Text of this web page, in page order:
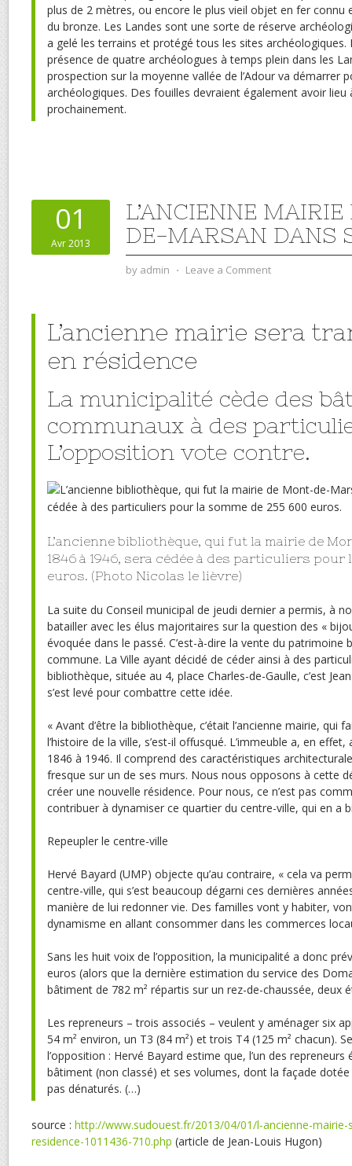
plus de 2 mètres, ou encore le plus vieil objet en fer connu
du bronze. Les Landes sont une sorte de réserve
a gelé les terrains et protégé tous les sites
présence de quatre archéologues à temps plein dans les
prospection sur la moyenne vallée de l’Adour va démarrer
archéologiques. Des fouilles devraient également avoir lieu
prochainement.
01
Avr 2013
L’ANCIENNE
DE-MARSAN DANS
by admin ⋅ Leave a Comment
L’ancienne mairie sera
en résidence
La municipalité cède des
communaux à des
L’opposition vote contre.
L’ancienne bibliothèque, qui fut la mairie de
1846 à 1946, sera cédée à des particuliers pour
euros. (Photo Nicolas le lièvre)
La suite du Conseil municipal de jeudi dernier a permis, à
batailler avec les élus majoritaires sur la question des «
évoquée dans le passé. C’est-à-dire la vente du patrimoine
commune. La Ville ayant décidé de céder ainsi à des
bibliothèque, située au 4, place Charles-de-Gaulle, c’est
s’est levé pour combattre cette idée.
« Avant d’être la bibliothèque, c’était l’ancienne mairie, qui
l’histoire de la ville, s’est-il offusqué. L’immeuble a, en effet,
1846 à 1946. Il comprend des caractéristiques
fresque sur un de ses murs. Nous nous opposons à cette
créer une nouvelle résidence. Pour nous, ce n’est pas
contribuer à dynamiser ce quartier du centre-ville, qui en a
Repeupler le centre-ville
Hervé Bayard (UMP) objecte qu’au contraire, « cela va
centre-ville, qui s’est beaucoup dégarni ces dernières
manière de lui redonner vie. Des familles vont y habiter,
dynamisme en allant consommer dans les commerces
Sans les huit voix de l’opposition, la municipalité a donc
euros (alors que la dernière estimation du service des
bâtiment de 782 m² répartis sur un rez-de-chaussée, deux
Les repreneurs – trois associés – veulent y aménager six
54 m² environ, un T3 (84 m²) et trois T4 (125 m² chacun).
l’opposition : Hervé Bayard estime que, l’un des
bâtiment (non classé) et ses volumes, dont la façade dotée
pas dénaturés. (…)
source : http://www.sudouest.fr/2013/04/01/l-ancienne-
residence-1011436-710.php (article de Jean-Louis Hugon)